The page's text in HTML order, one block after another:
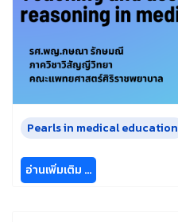
Pearls in medical education
อ่านเพิ่มเติม …